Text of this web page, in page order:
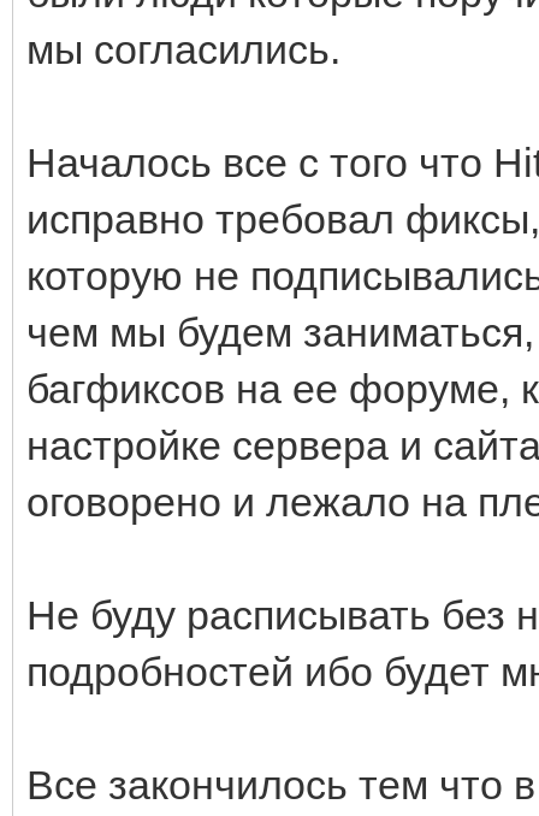
мы согласились.
Началось все с того что
исправно требовал
которую не
чем мы будем
багфиксов на ее форуме,
настройке сервера и
оговорено и лежало на
Не буду расписывать без
подробностей ибо будет
Все закончилось тем что